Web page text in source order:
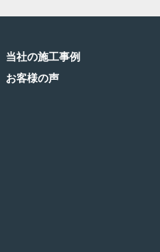
当社の施工事例
お客様の声